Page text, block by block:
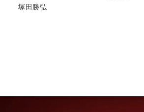
著
塚田勝弘